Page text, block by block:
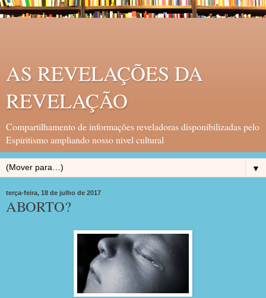
AS REVELAÇÕES DA
REVELAÇÃO
Compartilhamento de informações reveladoras disponibilizadas pelo
Espiritismo ampliando nosso nivel cultural
▼
terça-feira, 18 de julho de 2017
ABORTO?